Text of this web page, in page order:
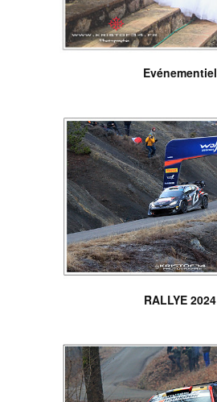
Evénementiel
RALLYE 2024